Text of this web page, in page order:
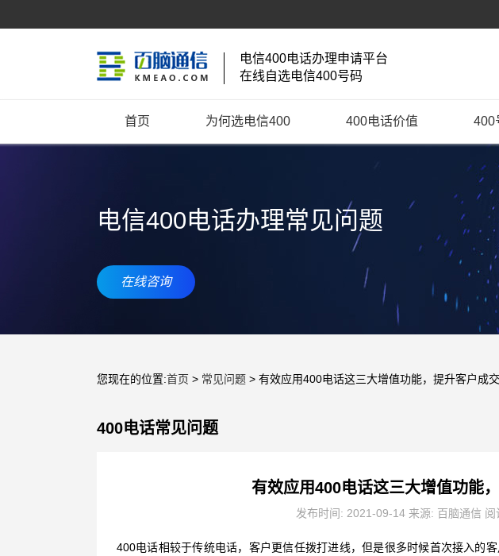
电信400电话办理申请平台
在线自选电信400号码
首页 为何选电信400 400电话价值 400
电信400电话办理常见问题
在线咨询
您现在的位置:首页 > 常见问题 > 有效应用400电话这三大增值功能，提升客户成
400电话常见问题
有效应用400电话这三大增值功能
发布时间: 2021-09-14 来源: 百脑通信
400电话相较于传统电话，客户更信任拨打进线，但是很多时候首次接入的